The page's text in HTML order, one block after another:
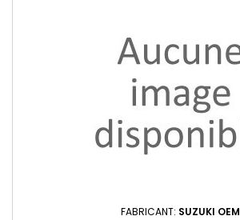
FABRICANT: SUZUKI OEM